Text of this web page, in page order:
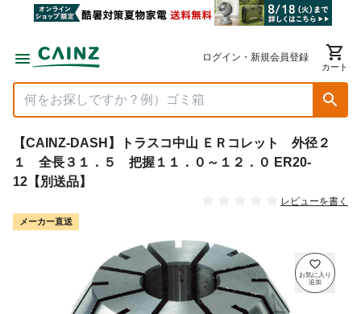
ログイン・新規会員登録
カート
【CAINZ-DASH】トラスコ中山 ＥＲコレット 外径２
１ 全長３１．５ 把握１１．０～１２．０ ER20-
12【別送品】
レビューを書く
メーカー直送